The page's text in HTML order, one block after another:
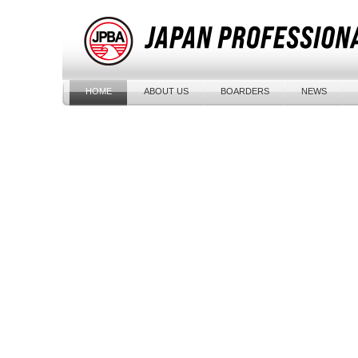
HOME ABOUT US BOARDERS NEWS